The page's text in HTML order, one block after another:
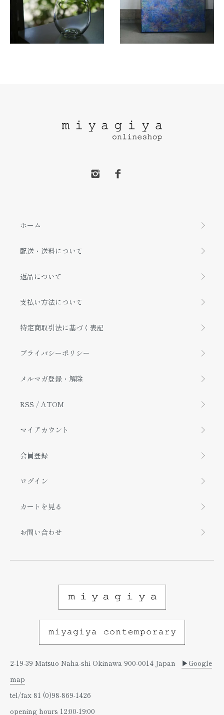
ホーム
配送・送料について
返品について
支払い方法について
特定商取引法に基づく表記
プライバシーポリシー
メルマガ登録・解除
RSS / ATOM
マイアカウント
会員登録
ログイン
カートを見る
お問い合わせ
2-19-39 Matsuo Naha-shi Okinawa 900-0014 Japan ▶︎Google
map
tel/fax 81 (0)98-869-1426
opening hours 12:00-19:00